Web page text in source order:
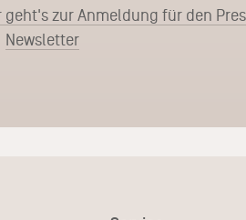
geht's zur Anmeldung für den
Newsletter